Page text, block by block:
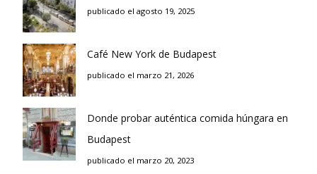
publicado el agosto 19, 2025
Café New York de Budapest
publicado el marzo 21, 2026
Donde probar auténtica comida húngara en
Budapest
publicado el marzo 20, 2023